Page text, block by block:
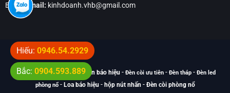
Email:Email: kinhdoanh.vhb@gmail.com
Top từ khóa tìm kiếm:Đèn báo hiệu - Đèn còi ưu tiên- Đèn tháp- Đèn led
phòng nổ- Loa báo hiệu - hộp nút nhấn - Đèn còi phòng nổ
Hiếu: 0946.54.2929
Bắc: 0904.593.889